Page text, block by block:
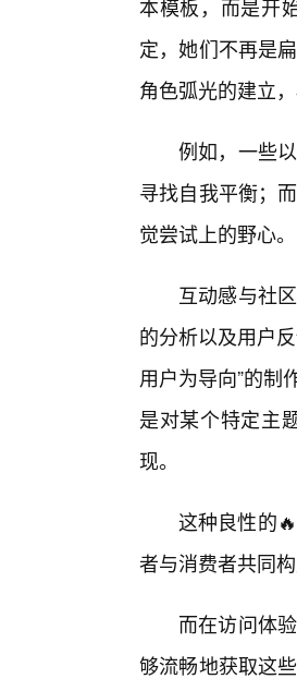
本模板，而是开
定，她们不再是
角色弧光的建立
例如，一些
寻找自我平衡；
觉尝试上的野心。
互动感与社
的分析以及用户
用户为导向”的制
是对某个特定主
现。
这种良性的
者与消费者共同构
而在访问体
够流畅地获取这